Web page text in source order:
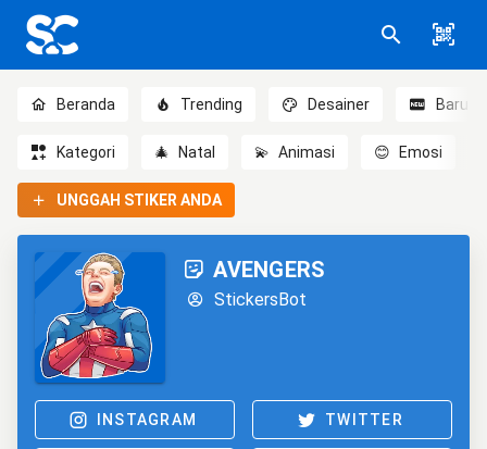
Beranda Trending Desainer Baru
Kategori 🎄 Natal 💫 Animasi 😊 Emosi
UNGGAH STIKER ANDA
AVENGERS
StickersBot
INSTAGRAM TWITTER